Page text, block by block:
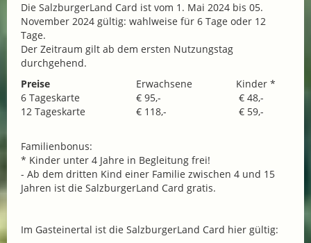
Die SalzburgerLand Card ist vom 1. Mai 2024 bis 05.
November 2024 gültig: wahlweise für 6 Tage oder 12
Tage.
Der Zeitraum gilt ab dem ersten Nutzungstag
durchgehend.
Preise
Erwachsene
Kinder *
6 Tageskarte
€ 95,-
€ 48,-
12 Tageskarte
€ 118,- € 59,-
Familienbonus:
* Kinder unter 4 Jahre in Begleitung frei!
- Ab dem dritten Kind einer Familie zwischen 4 und 15
Jahren ist die SalzburgerLand Card gratis.
Im Gasteinertal ist die SalzburgerLand Card hier gültig: